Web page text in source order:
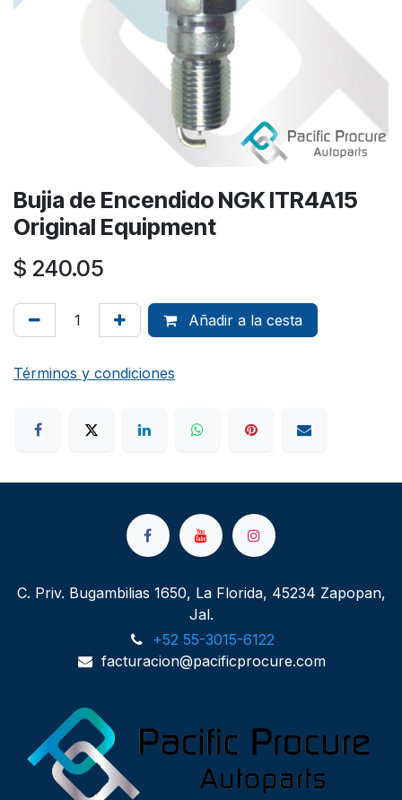
Bujia de Encendido NGK ITR4A15
Original Equipment
$ 240.05
Añadir a la cesta
Términos y condiciones
C. Priv. Bugambilias 1650, La Florida, 45234 Zapopan,
Jal.
+52 55-3015-6122
facturacion@pacificprocure.com